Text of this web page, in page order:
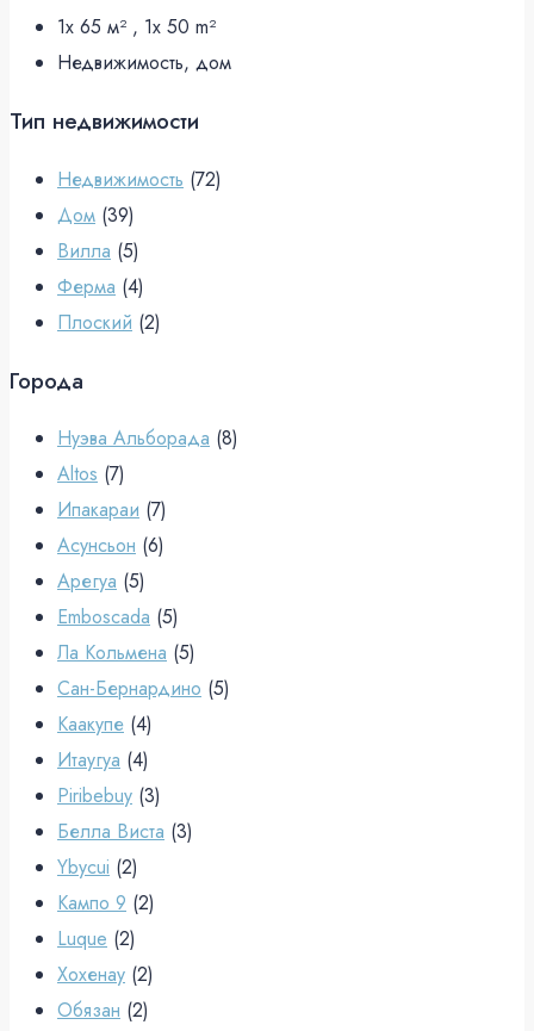
1x 65 м² , 1x 50 m²
Недвижимость, дом
Тип недвижимости
Недвижимость (72)
Дом (39)
Вилла (5)
Ферма (4)
Плоский (2)
Города
Нуэва Альборада (8)
Altos (7)
Ипакараи (7)
Асунсьон (6)
Арегуа (5)
Emboscada (5)
Ла Кольмена (5)
Сан-Бернардино (5)
Каакупе (4)
Итаугуа (4)
Piribebuy (3)
Белла Виста (3)
Ybycui (2)
Кампо 9 (2)
Luque (2)
Хохенау (2)
Обязан (2)